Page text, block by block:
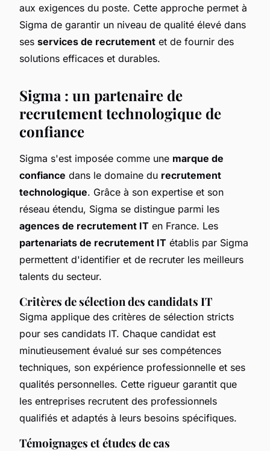
aux exigences du poste. Cette approche permet à
Sigma de garantir un niveau de qualité élevé dans
ses services de recrutement et de fournir des
solutions efficaces et durables.
Sigma : un partenaire de
recrutement technologique de
confiance
Sigma s'est imposée comme une marque de
confiance dans le domaine du recrutement
technologique. Grâce à son expertise et son
réseau étendu, Sigma se distingue parmi les
agences de recrutement IT en France. Les
partenariats de recrutement IT établis par Sigma
permettent d'identifier et de recruter les meilleurs
talents du secteur.
Critères de sélection des candidats IT
Sigma applique des critères de sélection stricts
pour ses candidats IT. Chaque candidat est
minutieusement évalué sur ses compétences
techniques, son expérience professionnelle et ses
qualités personnelles. Cette rigueur garantit que
les entreprises recrutent des professionnels
qualifiés et adaptés à leurs besoins spécifiques.
Témoignages et études de cas